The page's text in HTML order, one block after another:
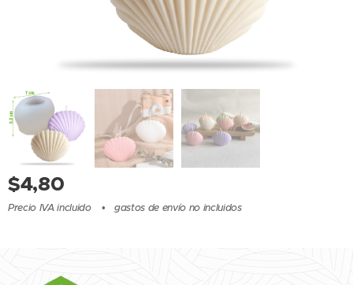
$4,80
Precio IVA incluido gastos de envío no incluidos